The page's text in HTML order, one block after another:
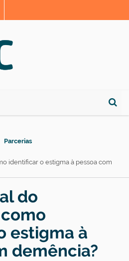
Busca
Parcerias
do
estigma à
demência?